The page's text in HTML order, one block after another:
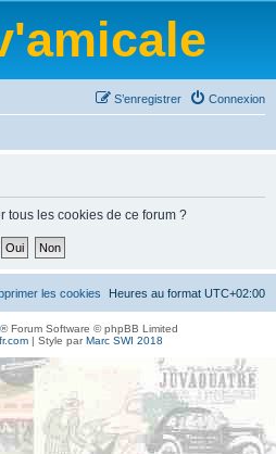
Connexion
S’enregistrer
tous les cookies de ce forum ?
Heures au format UTC+02:00
les cookies
® Forum Software © phpBB Limited
| Style parMarc SWI 2018